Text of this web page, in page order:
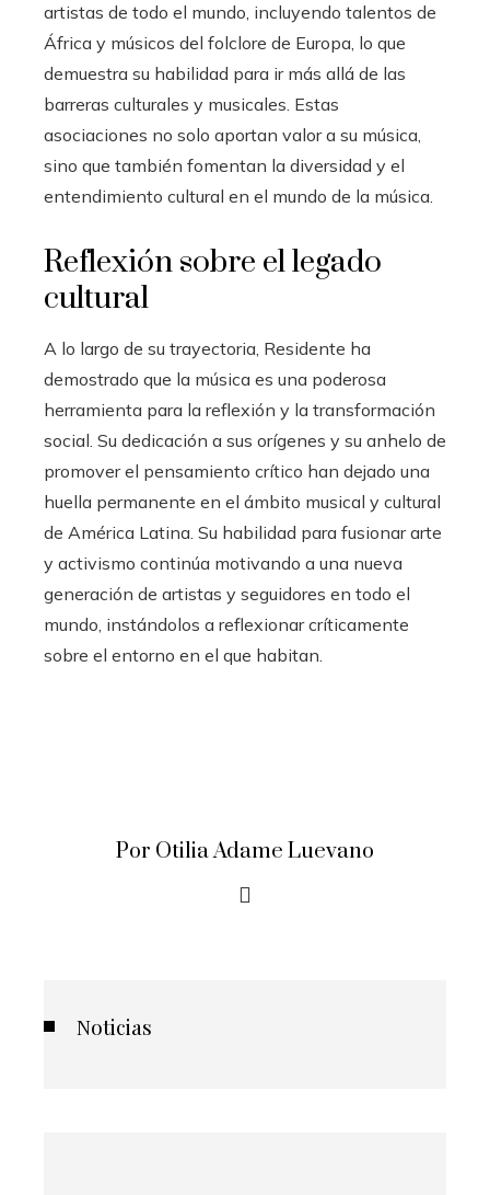
artistas de todo el mundo, incluyendo talentos de
África y músicos del folclore de Europa, lo que
demuestra su habilidad para ir más allá de las
barreras culturales y musicales. Estas
asociaciones no solo aportan valor a su música,
sino que también fomentan la diversidad y el
entendimiento cultural en el mundo de la música.
Reflexión sobre el legado
cultural
A lo largo de su trayectoria, Residente ha
demostrado que la música es una poderosa
herramienta para la reflexión y la transformación
social. Su dedicación a sus orígenes y su anhelo de
promover el pensamiento crítico han dejado una
huella permanente en el ámbito musical y cultural
de América Latina. Su habilidad para fusionar arte
y activismo continúa motivando a una nueva
generación de artistas y seguidores en todo el
mundo, instándolos a reflexionar críticamente
sobre el entorno en el que habitan.
Por Otilia Adame Luevano
Noticias